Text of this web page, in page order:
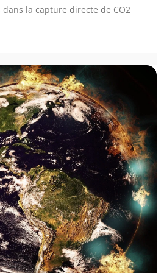
dans la capture directe de CO2